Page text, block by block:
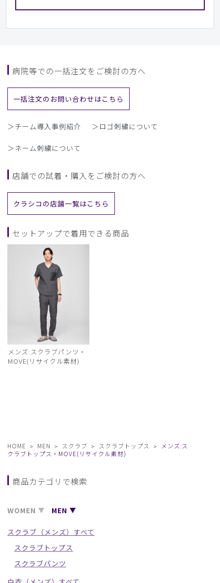
病院等での一括注文をご検討の方へ
一括注文のお問い合わせはこちら
＞チーム導入事例紹介 ＞ロゴ刺繍について
＞ネーム刺繍について
店舗での試着・購入をご検討の方へ
クラシコの店舗一覧はこちら
セットアップで着用できる商品
メンズ:スクラブパンツ・
MOVE(リサイクル素材)
HOME MEN スクラブ スクラブトップス
メンズ:ス
クラブトップス・MOVE(リサイクル素材)
商品カテゴリで検索
WOMEN MEN
スクラブ（メンズ）すべて
スクラブトップス
スクラブパンツ